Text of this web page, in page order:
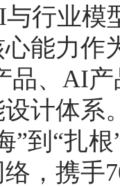
与行业模
能力作
品、AI
计体系
”到“扎
，携手